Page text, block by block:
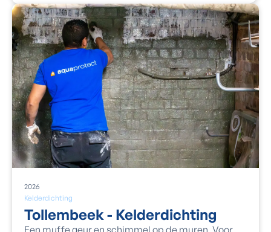
Kelderdichting
2026
Tollembeek - Kelderdichting
Een muffe geur en schimmel op de muren. Voor